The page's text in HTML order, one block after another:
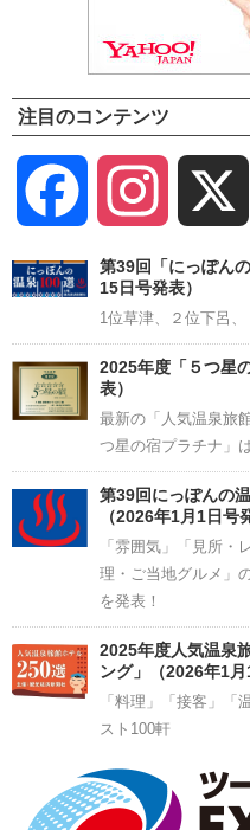
注目のコンテンツ
Facebook Instagram
第39回「にっぽん
15日号発表）
1位草津、２位下呂、
2025年度「５つ星
表）
最新の「人気温泉旅
つ星の宿プラチナ」
第39回にっぽんの
（2026年1月1日号
「雰囲気」「見所・
理・ご当地グルメ」
を発表！
2025年度人気温泉
ング」（2026年1月
「料理」「接客」「
スト100軒